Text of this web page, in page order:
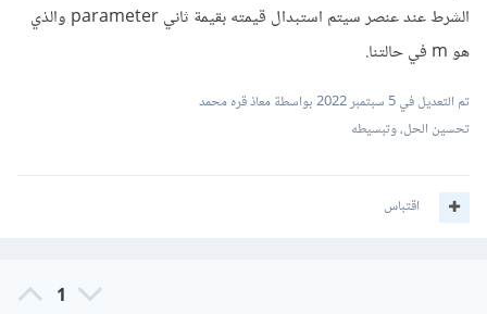
الشرط عند عنصر سيتم استبدال قيمته بقيمة ثاني parameter والذي
هو m في حالتنا.
تم التعديل في5 سبتمبر 2022
بواسطة معاذ قره محمد
تحسين الحل، وتبسيطه
اقتباس
1